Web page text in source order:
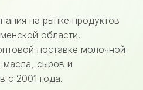
на рынке продуктов
области.
поставке молочной
масла, сыров и
с 2001 года.